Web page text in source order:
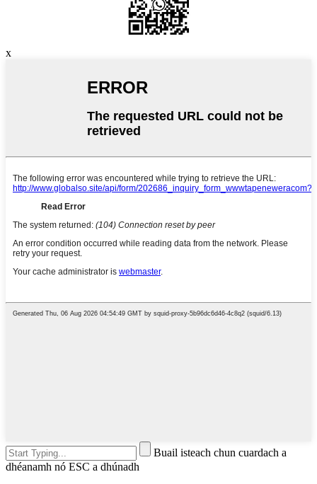
x
Buail isteach chun cuardach a
dhéanamh nó ESC a dhúnadh